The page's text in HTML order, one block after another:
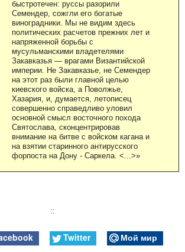
быстротечен: руссы разорили
Семендер, сожгли его богатые
виноградники. Мы не видим здесь
политических расчетов прежних лет и
напряженной борьбы с
мусульманскими владетелями
Закавказья — врагами Византийской
империи. Не Закавказье, не Семендер
на этот раз были главной целью
киевского войска, а Поволжье,
Хазария, и, думается, летописец
совершенно справедливо уловил
основной смысл восточного похода
Святослава, сконцентрировав
внимание на битве с войском кагана и
на взятии старинного антирусского
форпоста на Дону - Саркела. <...>»
::
Twitter
Мой мир